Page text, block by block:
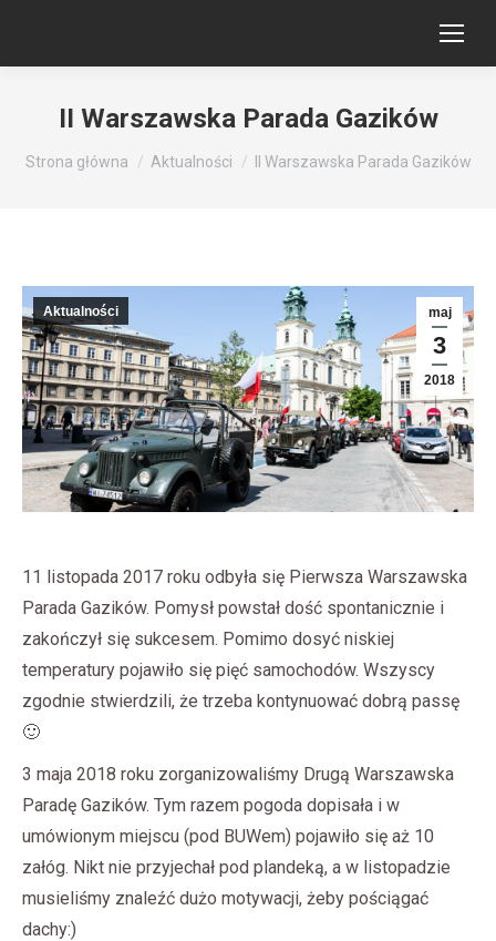
II Warszawska Parada Gazików
Jesteś tutaj:
Strona główna Aktualności II Warszawska Parada Gazików
maj
3
2018
Aktualności
11 listopada 2017 roku odbyła się Pierwsza Warszawska
Parada Gazików. Pomysł powstał dość spontanicznie i
zakończył się sukcesem. Pomimo dosyć niskiej
temperatury pojawiło się pięć samochodów. Wszyscy
zgodnie stwierdzili, że trzeba kontynuować dobrą passę
🙂
3 maja 2018 roku zorganizowaliśmy Drugą Warszawska
Paradę Gazików. Tym razem pogoda dopisała i w
umówionym miejscu (pod BUWem) pojawiło się aż 10
załóg. Nikt nie przyjechał pod plandeką, a w listopadzie
musieliśmy znaleźć dużo motywacji, żeby pościągać
dachy:)